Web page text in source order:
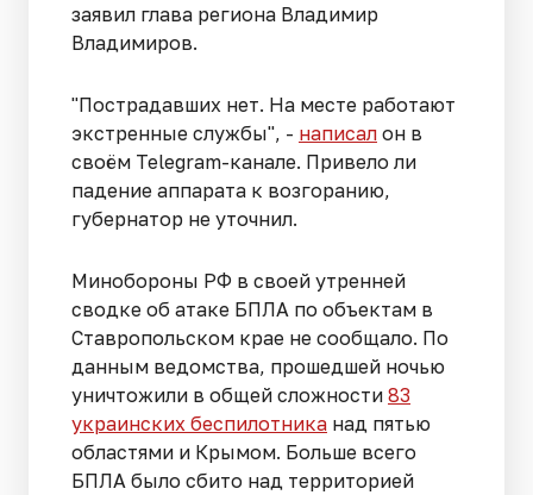
заявил глава региона Владимир
Владимиров.
"Пострадавших нет. На месте работают
экстренные службы", - написал он в
своём Telegram-канале. Привело ли
падение аппарата к возгоранию,
губернатор не уточнил.
Минобороны РФ в своей утренней
сводке об атаке БПЛА по объектам в
Ставропольском крае не сообщало. По
данным ведомства, прошедшей ночью
уничтожили в общей сложности 83
украинских беспилотника над пятью
областями и Крымом. Больше всего
БПЛА было сбито над территорией